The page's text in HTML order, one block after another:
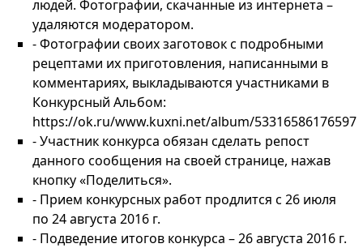
людей. Фотографии, скачанные из интернета –
удаляются модератором.
- Фотографии своих заготовок с подробными
рецептами их приготовления, написанными в
комментариях, выкладываются участниками в
Конкурсный Альбом:
https://ok.ru/www.kuxni.net/album/53316586176597
- Участник конкурса обязан сделать репост
данного сообщения на своей странице, нажав
кнопку «Поделиться».
- Прием конкурсных работ продлится с 26 июля
по 24 августа 2016 г.
- Подведение итогов конкурса – 26 августа 2016 г.